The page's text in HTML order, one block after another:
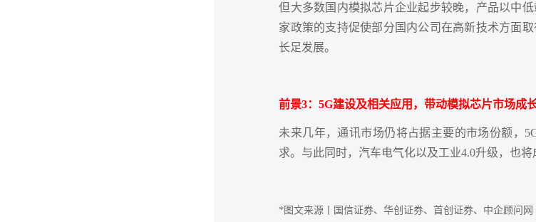
但大多数国内模拟芯片企业起步较晚，产品以中
家政策的支持促使部分国内公司在高新技术方面
长足发展。
前景3：5G建设及相关应用，带动模拟芯片市场成
未来几年，通讯市场仍将占据主要的市场份额，
求。与此同时，汽车电气化以及工业4.0升级，也将
*图文来源丨国信证券、华创证券、首创证券、中企顾问网